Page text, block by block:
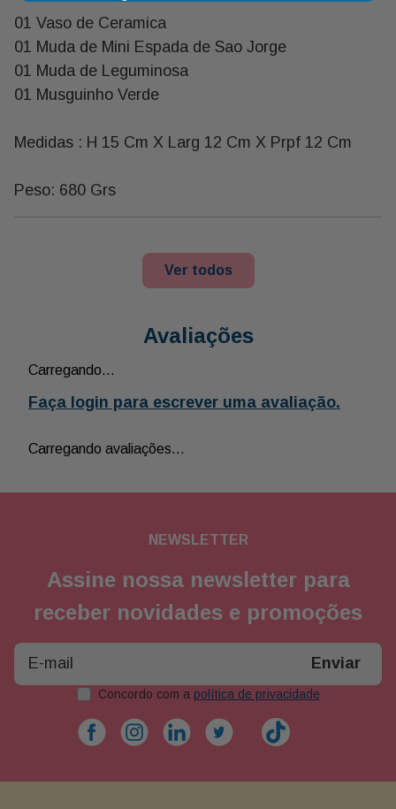
01 Vaso de Ceramica
01 Muda de Mini Espada de Sao Jorge
01 Muda de Leguminosa
01 Musguinho Verde
Medidas : H 15 Cm X Larg 12 Cm X Prpf 12 Cm
Peso: 680 Grs
Ver todos
Avaliações
Carregando…
Faça login para escrever uma avaliação.
Carregando avaliações…
NEWSLETTER
Assine nossa newsletter para
receber novidades e promoções
Enviar
Concordo com a política de privacidade